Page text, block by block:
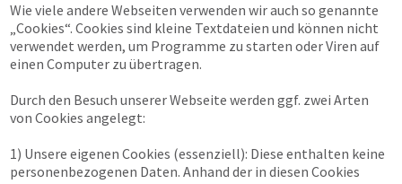
Wie viele andere Webseiten verwenden wir auch so genannte
„Cookies“. Cookies sind kleine Textdateien und können nicht
verwendet werden, um Programme zu starten oder Viren auf
einen Computer zu übertragen.
Durch den Besuch unserer Webseite werden ggf. zwei Arten
von Cookies angelegt:
1) Unsere eigenen Cookies (essenziell): Diese enthalten keine
personenbezogenen Daten. Anhand der in diesen Cookies